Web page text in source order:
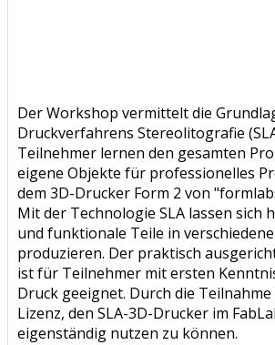
Der Workshop vermittelt die
Druckverfahrens Stereolitografie
Teilnehmer lernen den gesamten
eigene Objekte für professionelles
dem 3D-Drucker Form 2 von
Mit der Technologie SLA lassen sich
und funktionale Teile in
produzieren. Der praktisch
ist für Teilnehmer mit ersten
Druck geeignet. Durch die
Lizenz, den SLA-3D-Drucker im
eigenständig nutzen zu können.